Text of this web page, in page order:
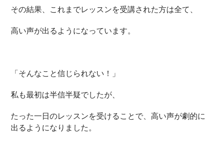
その結果、これまでレッスンを受講された方は全て、
高い声が出るようになっています。
「そんなこと信じられない！」
私も最初は半信半疑でしたが、
たった一日のレッスンを受けることで、高い声が劇的に
出るようになりました。